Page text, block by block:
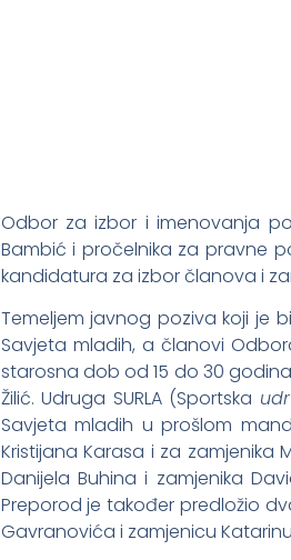
Odbor za izbor i imenovanja
Bambić i pročelnika za pravne
kandidatura za izbor članova i
Temeljem javnog poziva koji je
Savjeta mladih, a članovi
starosna dob od 15 do 30
Žilić. Udruga SURLA (Sportska
Savjeta mladih u prošlom
Kristijana Karasa i za
Danijela Buhina i zamjenika
Preporod je također predložio
Gavranovića i zamjenicu